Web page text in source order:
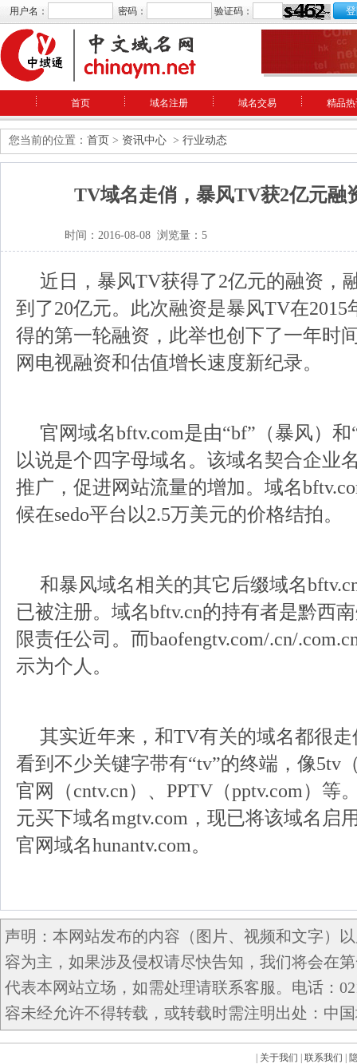
用户名： 密码： 验证码：
首页 域名注册 域名交易 精品
您当前的位置： 首页 > 资讯中心 > 行业动态
TV域名走俏，暴风TV获2亿元融
时间：2016-08-08 浏览量：5
近日，暴风TV获得了2亿元的融资，
到了20亿元。此次融资是暴风TV在2015
得的第一轮融资，此举也创下了一年时
网电视融资和估值增长速度新纪录。
官网域名bftv.com是由“bf”（暴风）
以说是个四字母域名。该域名契合企业
推广，促进网站流量的增加。域名
候在sedo平台以2.5万美元的价格结拍。
和暴风域名相关的其它后缀域名
已被注册。域名bftv.cn的持有者是黔西
限责任公司。而baofengtv.com/.cn/
示为个人。
其实近年来，和TV有关的域名都很
看到不少关键字带有“tv”的终端，像5tv
官网（cntv.cn）、PPTV（pptv.com）等
元买下域名mgtv.com，现已将该域名启
官网域名hunantv.com。
声明：本网站发布的内容（图片、视频和文字）
容为主，如果涉及侵权请尽快告知，我们将会在
代表本网站立场，如需处理请联系客服。电话：
容未经允许不得转载，或转载时需注明出处：中国
关于我们 联系我们